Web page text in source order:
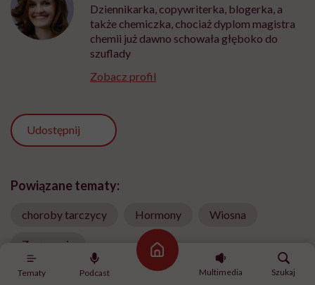
Tematy Podcast
Strona główna
Multimedia
Szukaj
Dziennikarka, copywriterka, blogerka, a
także chemiczka, chociaż dyplom magistra
chemii już dawno schowała głęboko do
szuflady
Zobacz profil
Udostępnij
Powiązane tematy:
choroby tarczycy Hormony Wiosna
Zmęczenie